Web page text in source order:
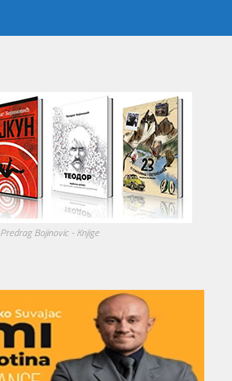
Predrag Bojinovic - Knjige